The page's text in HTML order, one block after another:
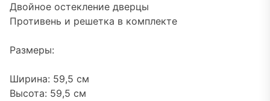
Двойное остекление дверцы
Противень и решетка в комплекте
Размеры:
Ширина: 59,5 см
Высота: 59,5 см